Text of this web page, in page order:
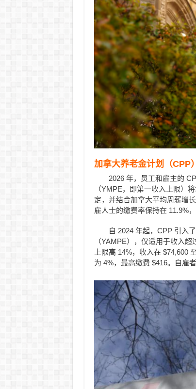
加拿大养老金计划（CPP
2026 年，员工和雇主的
（YMPE，即第一收入上限）
定，并结合加拿大平均周薪增
雇人士的缴费率保持在 11.9%
自 2024 年起，CPP 引入
（YAMPE），仅适用于收入
上限高 14%，收入在 $74,600
为 4%，最高缴费 $416。自雇